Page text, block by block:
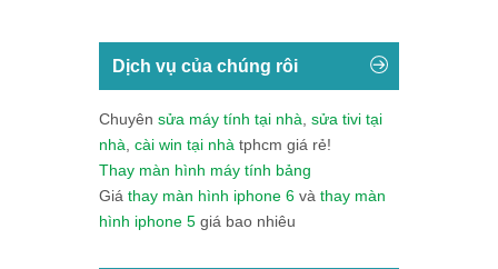
Dịch vụ của chúng rôi
Chuyên sửa máy tính tại nhà sửa tivi tại
nhà cài win tại nhà tphcm giá rẻ!
Thay màn hình máy tính bảng
Giá thay màn hình iphone 6 và thay màn
hình iphone 5 giá bao nhiêu